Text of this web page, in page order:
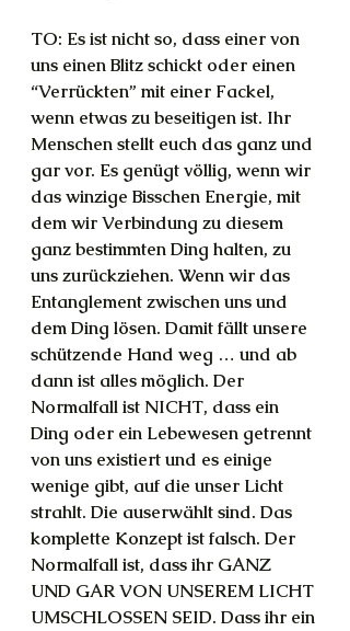
TO: Es ist nicht so, dass einer von
uns einen Blitz schickt oder einen
“Verrückten” mit einer Fackel,
wenn etwas zu beseitigen ist. Ihr
Menschen stellt euch das ganz und
gar vor. Es genügt völlig, wenn wir
das winzige Bisschen Energie, mit
dem wir Verbindung zu diesem
ganz bestimmten Ding halten, zu
uns zurückziehen. Wenn wir das
Entanglement zwischen uns und
dem Ding lösen. Damit fällt unsere
schützende Hand weg … und ab
dann ist alles möglich. Der
Normalfall ist NICHT, dass ein
Ding oder ein Lebewesen getrennt
von uns existiert und es einige
wenige gibt, auf die unser Licht
strahlt. Die auserwählt sind. Das
komplette Konzept ist falsch. Der
Normalfall ist, dass ihr GANZ
UND GAR VON UNSEREM LICHT
UMSCHLOSSEN SEID. Dass ihr ein